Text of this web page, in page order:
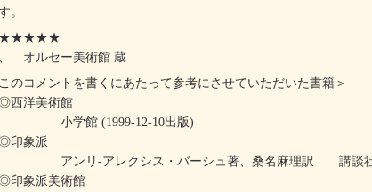
。
オルセー美術館 蔵
のコメントを書くにあたって参考にさせていただいた書籍＞
洋美術館
館 (1999-12-10出版)
象派
リ‐アレクシス・バーシュ著、桑名麻理訳 講談社
象派美術館